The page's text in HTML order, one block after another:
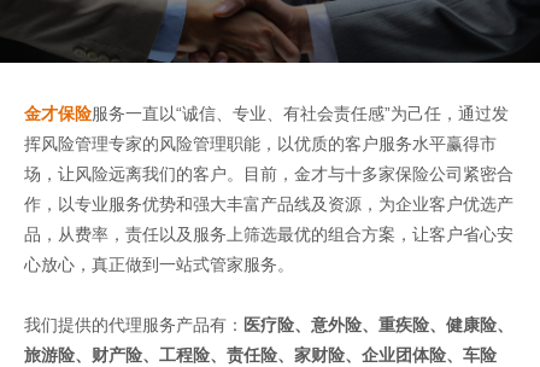
金才保险服务一直以“诚信、专业、有社会责任感”为己任，通过发
挥风险管理专家的风险管理职能，以优质的客户服务水平赢得市
场，让风险远离我们的客户。目前，金才与十多家保险公司紧密合
作，以专业服务优势和强大丰富产品线及资源，为企业客户优选产
品，从费率，责任以及服务上筛选最优的组合方案，让客户省心安
心放心，真正做到一站式管家服务。
我们提供的代理服务产品有： 医疗险、意外险、重疾险、健康险、
旅游险、财产险、工程险、责任险、家财险、企业团体险、车险